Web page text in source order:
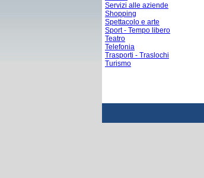
Servizi alle aziende
Shopping
Spettacolo e arte
Sport - Tempo libero
Teatro
Telefonia
Trasporti - Traslochi
Turismo